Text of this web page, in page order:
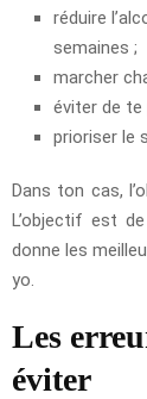
réduire
semaines ;
marcher
éviter de
prioriser le
Dans ton cas,
L’objectif est
donne les
yo.
Les
éviter